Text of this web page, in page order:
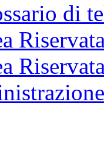
di